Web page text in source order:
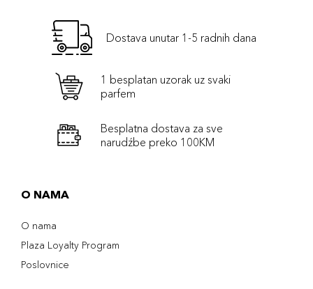
Dostava unutar 1-5 radnih dana
1 besplatan uzorak uz svaki
parfem
Besplatna dostava za sve
narudźbe preko 100KM
O NAMA
O nama
Plaza Loyalty Program
Poslovnice